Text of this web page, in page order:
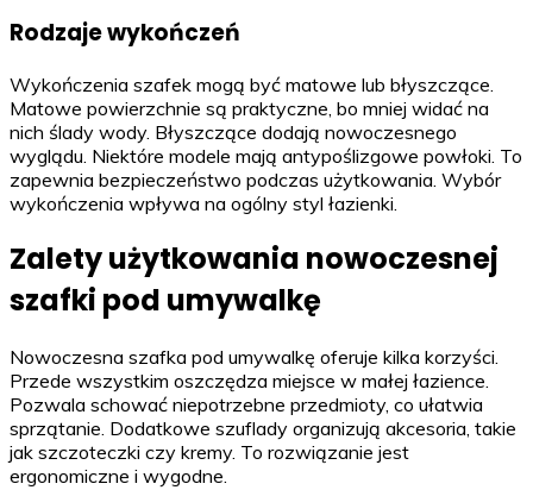
Rodzaje wykończeń
Wykończenia szafek mogą być matowe lub błyszczące.
Matowe powierzchnie są praktyczne, bo mniej widać na
nich ślady wody. Błyszczące dodają nowoczesnego
wyglądu. Niektóre modele mają antypoślizgowe powłoki. To
zapewnia bezpieczeństwo podczas użytkowania. Wybór
wykończenia wpływa na ogólny styl łazienki.
Zalety użytkowania nowoczesnej
szafki pod umywalkę
Nowoczesna szafka pod umywalkę oferuje kilka korzyści.
Przede wszystkim oszczędza miejsce w małej łazience.
Pozwala schować niepotrzebne przedmioty, co ułatwia
sprzątanie. Dodatkowe szuflady organizują akcesoria, takie
jak szczoteczki czy kremy. To rozwiązanie jest
ergonomiczne i wygodne.